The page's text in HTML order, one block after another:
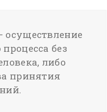
без
либо
принятия